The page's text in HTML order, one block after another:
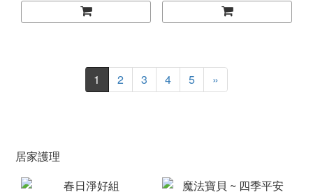
1 2 3 4 5 »
居家護理